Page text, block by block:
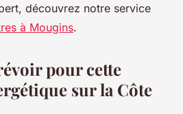
découvrez notre service
à Mougins.
pour cette
sur la Côte